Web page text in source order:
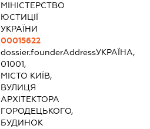
МІНІСТЕРСТВО
ЮСТИЦІЇ
УКРАЇНИ
00015622
dossier.founderAddressУКРАЇНА,
01001,
МІСТО КИЇВ,
ВУЛИЦЯ
АРХІТЕКТОРА
ГОРОДЕЦЬКОГО,
БУДИНОК